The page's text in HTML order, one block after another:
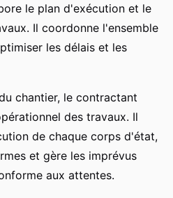
le plan d'exécution et le
Il coordonne l'ensemble
les délais et les
chantier, le contractant
des travaux. Il
de chaque corps d'état,
et gère les imprévus
aux attentes.